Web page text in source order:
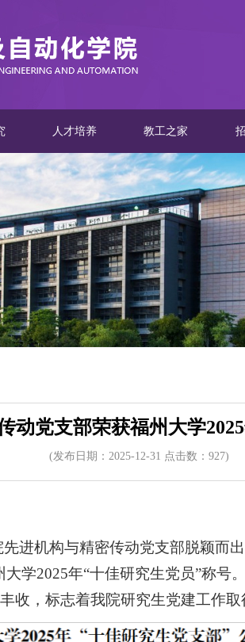
人才培养 教工之家
动党支部荣获福州大学
(发布日期：2025-12-31 点击数： 927)
进机构与精密传动党支部脱颖而
学2025年“十佳研究生党员”称
收，标志着我院研究生党建工作取